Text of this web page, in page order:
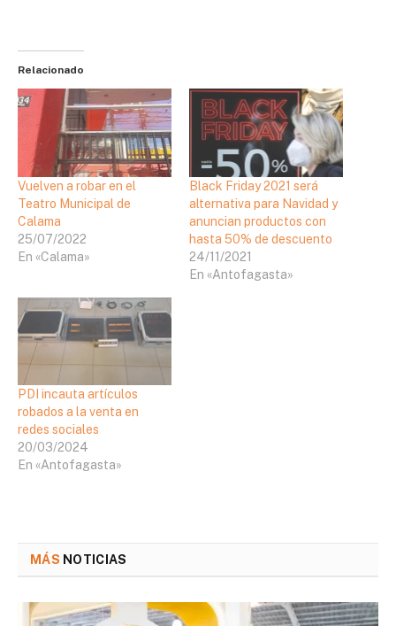
Relacionado
Vuelven a robar en el
Teatro Municipal de
Calama
25/07/2022
En «Calama»
Black Friday 2021 será
alternativa para Navidad y
anuncian productos con
hasta 50% de descuento
24/11/2021
En «Antofagasta»
PDI incauta artículos
robados a la venta en
redes sociales
20/03/2024
En «Antofagasta»
MÁS NOTICIAS